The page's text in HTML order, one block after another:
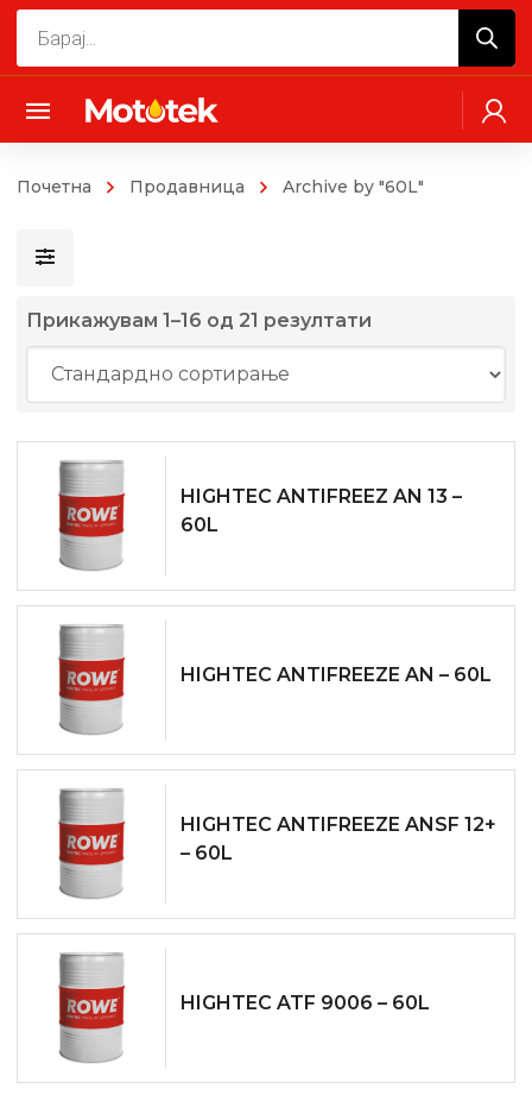
Почетна Продавница Archive by "60L"
Прикажувам 1–16 од 21 резултати
HIGHTEC ANTIFREEZ AN 13 –
60L
HIGHTEC ANTIFREEZE AN – 60L
HIGHTEC ANTIFREEZE AN­SF 12+
– 60L
HIGHTEC ATF 9006 – 60L